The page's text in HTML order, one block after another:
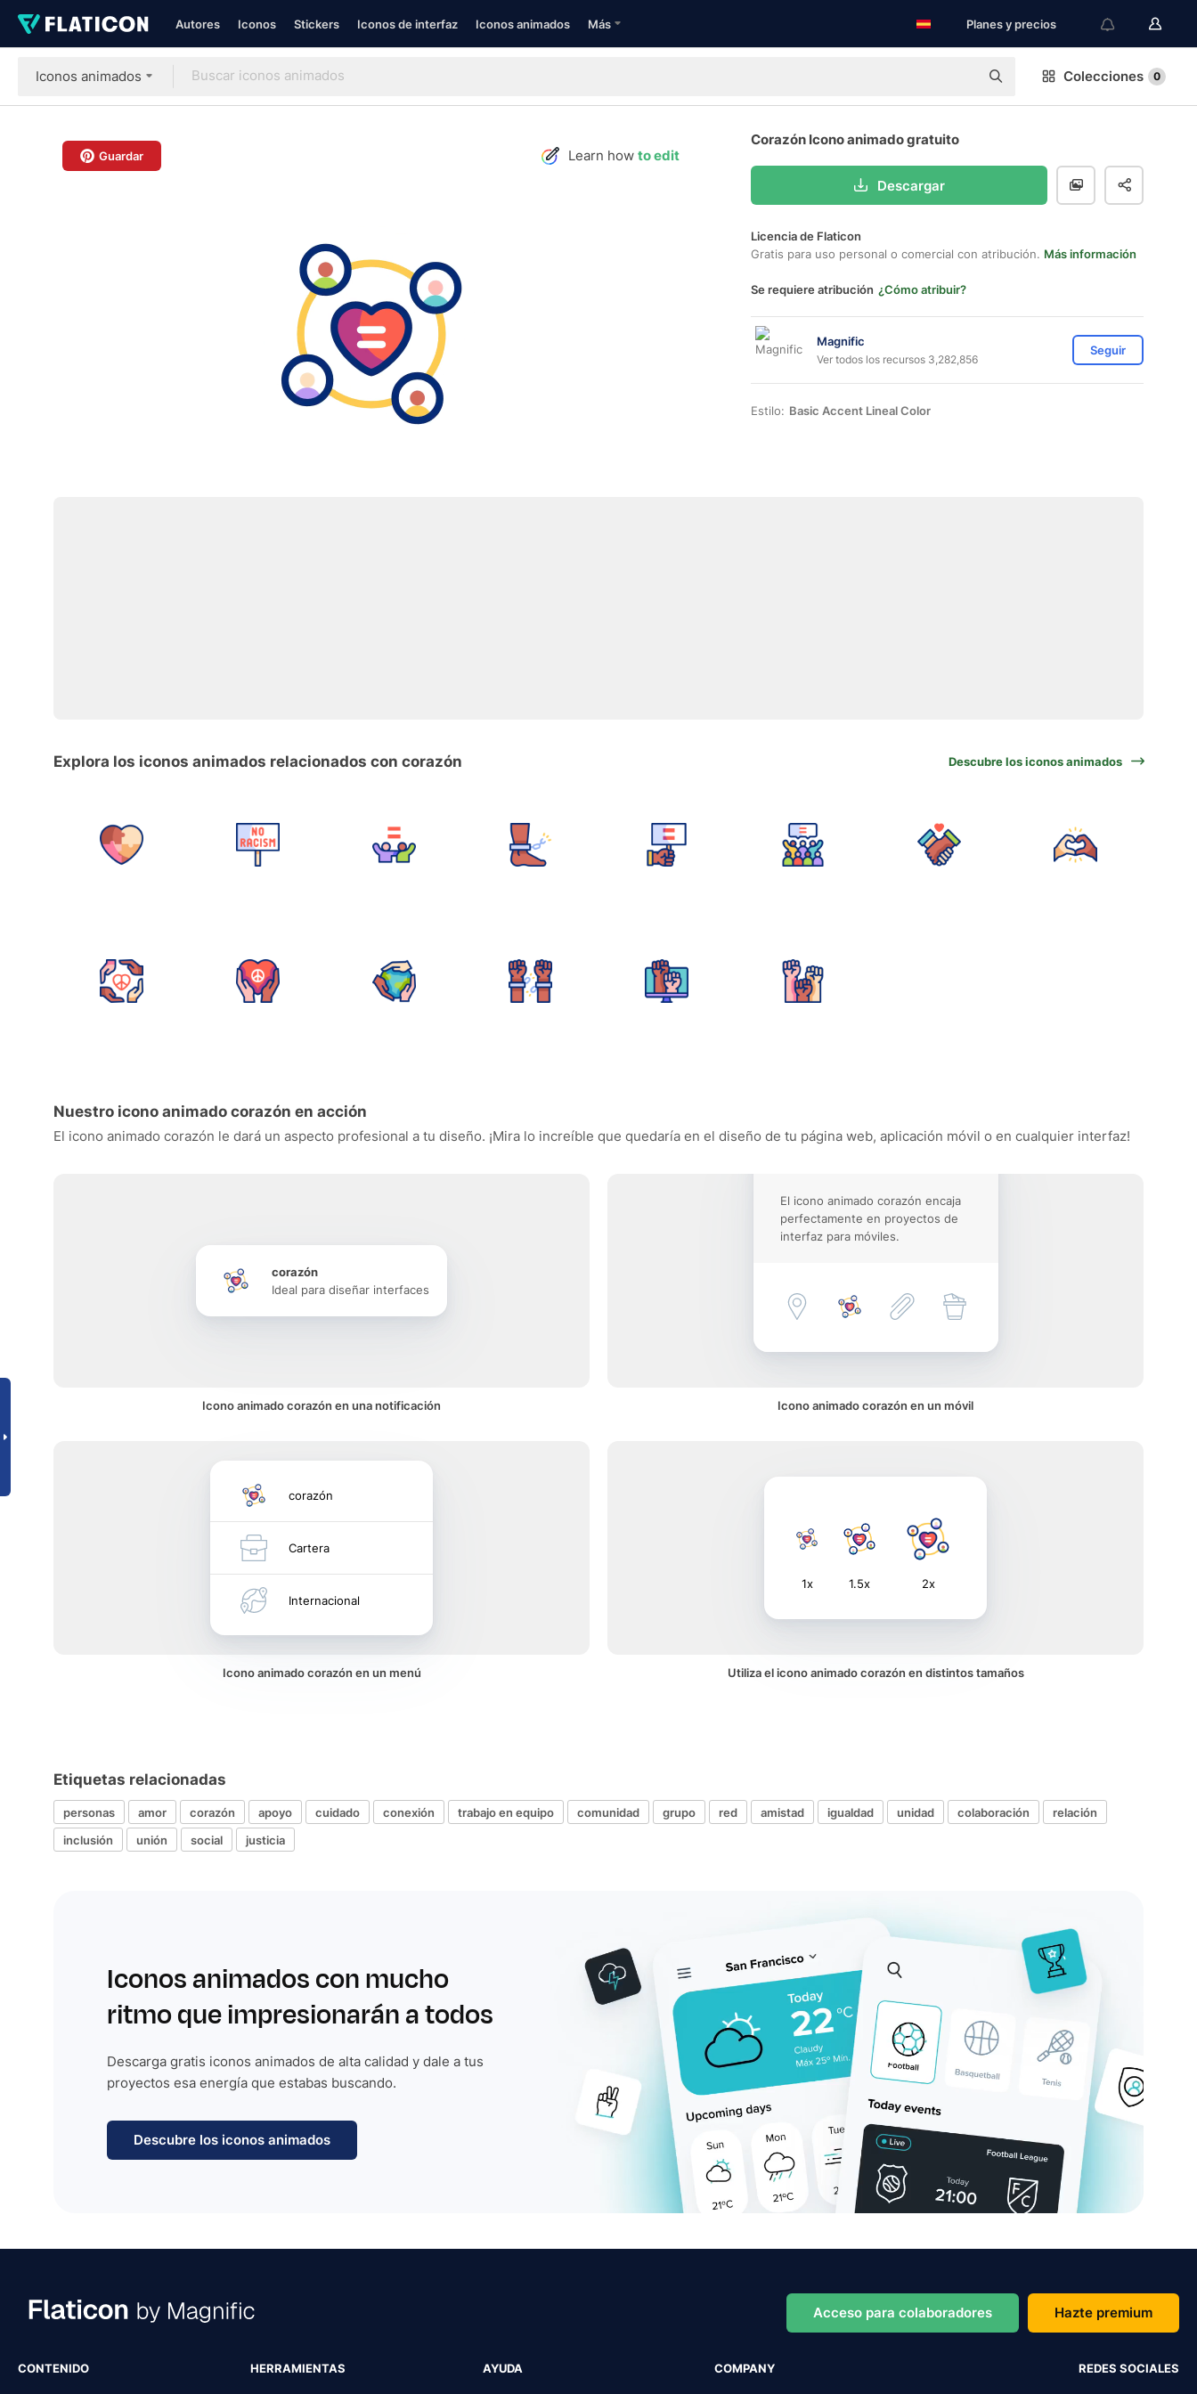
Autores Iconos Stickers Iconos de interfaz Iconos animados Más Planes y precios
Iconos animados Colecciones 0
Guardar Learn how to edit
Corazón Icono animado gratuito
Descargar
Licencia de Flaticon
Gratis para uso personal o comercial con atribución. Más información
Se requiere atribución ¿Cómo atribuir?
Magnific
Ver todos los recursos 3,282,856
Seguir
Estilo: Basic Accent Lineal Color
Explora los iconos animados relacionados con corazón Descubre los iconos animados
Nuestro icono animado corazón en acción
El icono animado corazón le dará un aspecto profesional a tu diseño. ¡Mira lo increíble que quedaría en el diseño de tu página web, aplicación móvil o en cualquier interfaz!
corazón
Ideal para diseñar interfaces
Icono animado corazón en una notificación
El icono animado corazón encaja
perfectamente en proyectos de
interfaz para móviles.
Icono animado corazón en un móvil
corazón
Cartera
Internacional
Icono animado corazón en un menú
1x 1.5x 2x
Utiliza el icono animado corazón en distintos tamaños
Etiquetas relacionadas
personas amor corazón apoyo cuidado conexión trabajo en equipo comunidad grupo red amistad igualdad unidad colaboración
relación
inclusión
unión social justicia
Iconos animados con mucho
ritmo que impresionarán a todos
Descarga gratis iconos animados de alta calidad y dale a tus
proyectos esa energía que estabas buscando.
Descubre los iconos animados
Acceso para colaboradores Hazte premium
CONTENIDO HERRAMIENTAS AYUDA COMPANY REDES SOCIALES